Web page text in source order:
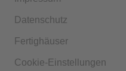
Datenschutz
Fertighäuser
Cookie-Einstellungen